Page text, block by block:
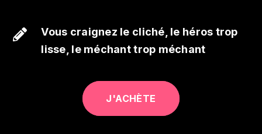
Vous craignez le cliché, le héros trop
lisse, le méchant trop méchant
J'ACHÈTE